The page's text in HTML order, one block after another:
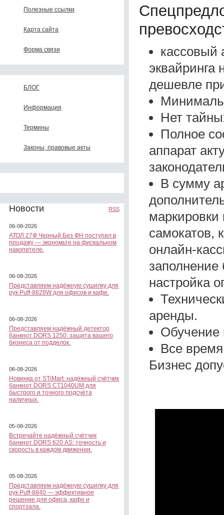
Полезные ссылки
Карта сайта
Форма связи
БЛОГ
Информация
Термины
Законы, правовые акты
Новости RSS
06-08-2026
АТОЛ 27Ф Черный Без ФН поступил в
продажу — экономьте на фискальном
накопителе.
06-08-2026
Представляем надёжную сушилку для
рук Puff-8828W для офисов и кафе.
06-08-2026
Представляем надёжный детектор
банкнот DORS 1250: защита вашего
бизнеса от подделок.
06-08-2026
Новинка от STiMart: надёжный счётчик
банкнот DORS CT1040UM для
быстрого и точного подсчёта
наличных.
05-08-2026
Встречайте надёжный счётчик
банкнот DORS 620 АS: точность и
скорость в каждом движении.
05-08-2026
Представляем надёжную сушилку для
рук Puff-8840 — эффективное
решение для офиса, кафе и
спортзала.
кассовый
дешевле
Нет
Полное
аппарат
В сумму
маркировки
самокатов,
онлайн-
заполнение
настройка
аренды.
Обучение
Все
Бизнес